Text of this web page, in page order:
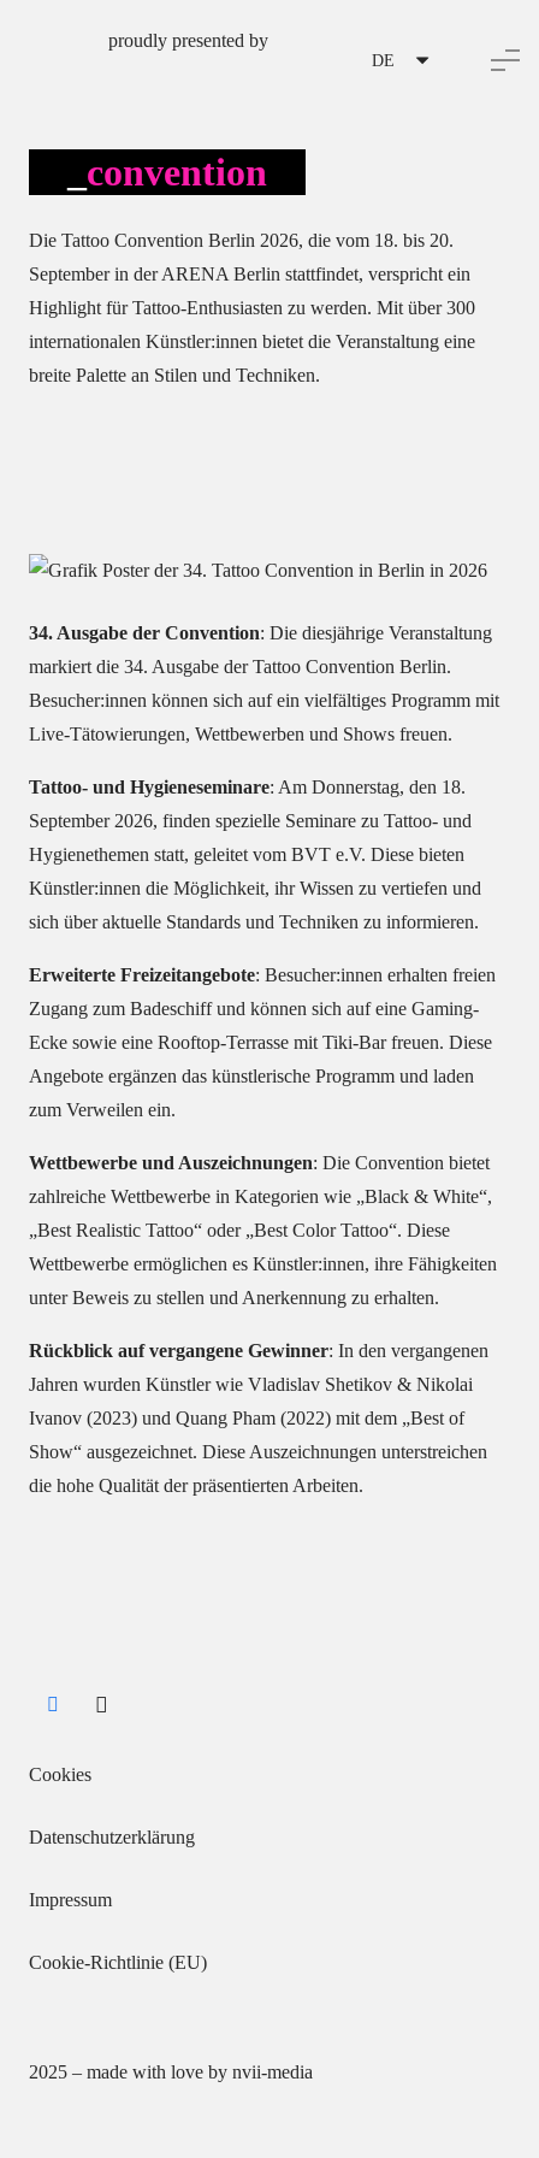
proudly presented by
DE
convention
Die Tattoo Convention Berlin 2026, die vom 18. bis 20.
September in der ARENA Berlin stattfindet, verspricht ein
Highlight für Tattoo-Enthusiasten zu werden. Mit über 300
internationalen Künstler:innen bietet die Veranstaltung eine
breite Palette an Stilen und Techniken.
34. Ausgabe der Convention: Die diesjährige Veranstaltung
markiert die 34. Ausgabe der Tattoo Convention Berlin.
Besucher:innen können sich auf ein vielfältiges Programm mit
Live-Tätowierungen, Wettbewerben und Shows freuen.
Tattoo- und Hygieneseminare: Am Donnerstag, den 18.
September 2026, finden spezielle Seminare zu Tattoo- und
Hygienethemen statt, geleitet vom BVT e.V. Diese bieten
Künstler:innen die Möglichkeit, ihr Wissen zu vertiefen und
sich über aktuelle Standards und Techniken zu informieren.
Erweiterte Freizeitangebote: Besucher:innen erhalten freien
Zugang zum Badeschiff und können sich auf eine Gaming-
Ecke sowie eine Rooftop-Terrasse mit Tiki-Bar freuen. Diese
Angebote ergänzen das künstlerische Programm und laden
zum Verweilen ein.
Wettbewerbe und Auszeichnungen: Die Convention bietet
zahlreiche Wettbewerbe in Kategorien wie „Black & White“,
„Best Realistic Tattoo“ oder „Best Color Tattoo“. Diese
Wettbewerbe ermöglichen es Künstler:innen, ihre Fähigkeiten
unter Beweis zu stellen und Anerkennung zu erhalten.
Rückblick auf vergangene Gewinner: In den vergangenen
Jahren wurden Künstler wie Vladislav Shetikov & Nikolai
Ivanov (2023) und Quang Pham (2022) mit dem „Best of
Show“ ausgezeichnet. Diese Auszeichnungen unterstreichen
die hohe Qualität der präsentierten Arbeiten.
Cookies
Datenschutzerklärung
Impressum
Cookie-Richtlinie (EU)
2025 – made with love by nvii-media